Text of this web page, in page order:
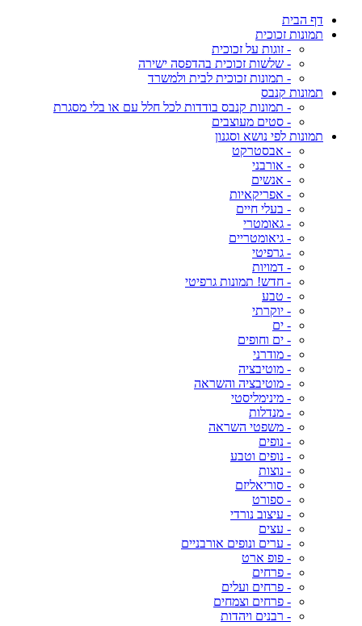
דף הבית
תמונות זכוכית
- זוגות על זכוכית
- שלשות זכוכית בהדפסה ישירה
- תמונות זכוכית לבית ולמשרד
תמונות קנבס
- תמונות קנבס בודדות לכל חלל עם או בלי מסגרת
- סטים מעוצבים
תמונות לפי נושא וסגנון
- אבסטרקט
- אורבני
- אנשים
- אפריקאיות
- בעלי חיים
- גאומטרי
- גיאומטריים
- גרפיטי
- דמויות
- חדש! תמונות גרפיטי
- טבע
- יוקרתי
- ים
- ים וחופים
- מודרני
- מוטיבציה
- מוטיבציה והשראה
- מינימליסטי
- מנדלות
- משפטי השראה
- נופים
- נופים וטבע
- נוצות
- סוריאליזם
- ספורט
- עיצוב נורדי
- עצים
- ערים ונופים אורבניים
- פופ ארט
- פרחים
- פרחים ועלים
- פרחים וצמחים
- רבנים ויהדות